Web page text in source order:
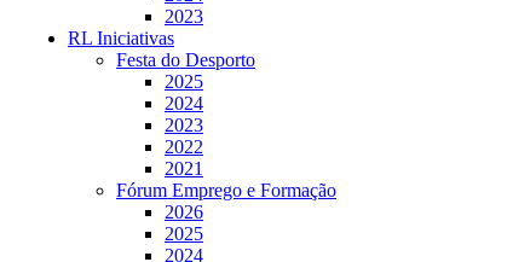
2023
RL Iniciativas
Festa do Desporto
2025
2024
2023
2022
2021
Fórum Emprego e Formação
2026
2025
2024